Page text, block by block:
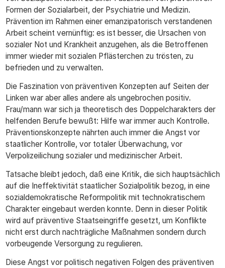
Formen der Sozialarbeit, der Psychiatrie und Medizin.
Prävention im Rahmen einer emanzipatorisch verstandenen
Arbeit scheint vernünftig: es ist besser, die Ursachen von
sozialer Not und Krankheit anzugehen, als die Betroffenen
immer wieder mit sozialen Pflästerchen zu trösten, zu
befrieden und zu verwalten.
Die Faszination von präventiven Konzepten auf Seiten der
Linken war aber alles andere als ungebrochen positiv.
Frau/mann war sich ja theoretisch des Doppelcharakters der
helfenden Berufe bewußt: Hilfe war immer auch Kontrolle.
Präventionskonzepte nährten auch immer die Angst vor
staatlicher Kontrolle, vor totaler Überwachung, vor
Verpolizeilichung sozialer und medizinischer Arbeit.
Tatsache bleibt jedoch, daß eine Kritik, die sich hauptsächlich
auf die Ineffektivität staatlicher Sozialpolitik bezog, in eine
sozialdemokratische Reformpolitik mit technokratischem
Charakter eingebaut werden konnte. Denn in dieser Politik
wird auf präventive Staatseingriffe gesetzt, um Konflikte
nicht erst durch nachträgliche Maßnahmen sondern durch
vorbeugende Versorgung zu regulieren.
Diese Angst vor politisch negativen Folgen des präventiven